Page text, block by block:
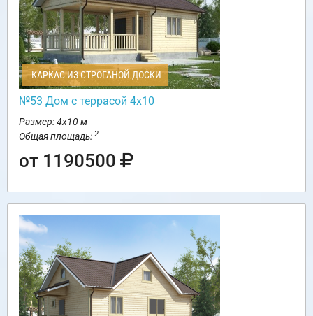
КАРКАС ИЗ СТРОГАНОЙ ДОСКИ
№53 Дом с террасой 4х10
Размер: 4х10 м
Общая площадь: 2
от 1190500